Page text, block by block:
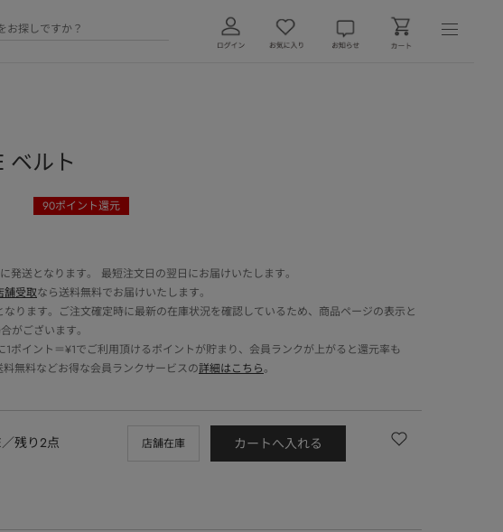
ベルト
90ポイント還元
発送となります。 最短注文日の翌日にお届けいたします。
舗受取なら送料無料でお届けいたします。
ります。ご注文確定時に最新の在庫状況を確認しているため、商品ページの表示と
がございます。
1ポイント＝¥1でご利用頂けるポイントが貯まり、会員ランクが上がると還元率も
無料などお得な会員ランクサービスの詳細はこちら。
残り2点 店舗在庫 カートへ入れる